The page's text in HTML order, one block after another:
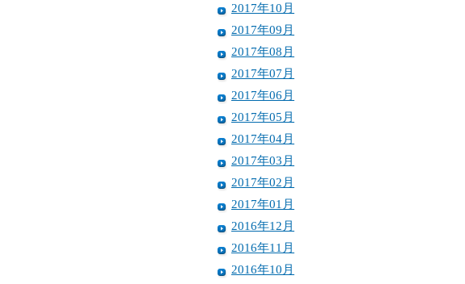
2017年10月
2017年09月
2017年08月
2017年07月
2017年06月
2017年05月
2017年04月
2017年03月
2017年02月
2017年01月
2016年12月
2016年11月
2016年10月